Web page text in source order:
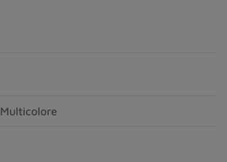
Multicolore